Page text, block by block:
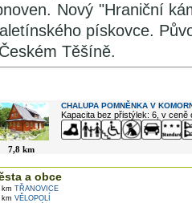
Nový "Hraniční
pískovce.
Těšíně.
7,8 km
CHALUPA POMNĚNKA V
Kapacita bez přistýlek: 6, v ceně
a obce
km TŘANOVICE
km VĚLOPOLÍ